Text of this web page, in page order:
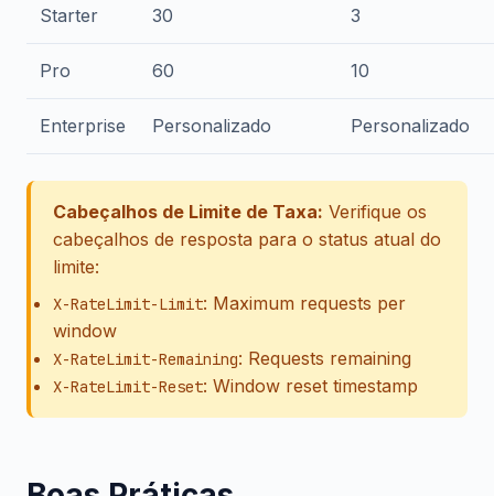
Starter 30 3
Pro 60 10
Enterprise Personalizado Personalizado
Cabeçalhos de Limite de Taxa: Verifique os
cabeçalhos de resposta para o status atual do
limite:
X-RateLimit-Limit: Maximum requests per
window
X-RateLimit-Remaining: Requests remaining
X-RateLimit-Reset: Window reset timestamp